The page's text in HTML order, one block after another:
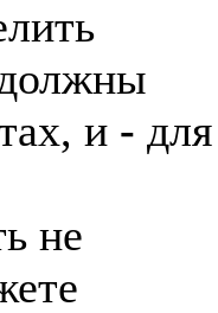
и - для
не